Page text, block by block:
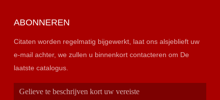
ABONNEREN
Citaten worden regelmatig bijgewerkt, laat ons alsjeblieft uw
e-mail achter, we zullen u binnenkort contacteren om De
laatste catalogus.